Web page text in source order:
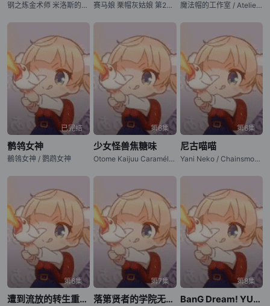
钢之炼金术师 米洛斯的圣星 / Fullmetal Alchemist: The Sacred Star of Milos / Fullmetal Alchemist: The Sacred Star of the Walling Hill / Hagane no Renkinjutsushi: Milos no Seinaru Hoshi 赛马娘 栗帽灰姑娘 第2部分 / 赛马娘 Cinderella Gray 第2部分 / Uma Musume Cinderella Gray Part 2 魔法帽的工作室 / Atelier of Witch Hat / Witch Hat Atelier / Tongari Boushi no Atelier
已完结
鹡鸰女神
鶺鴒女神 / 鹦鹉女神
第6集
少女怪兽焦糖味
Otome Kaijuu Caraméliser / 少女怪兽焦糖恋心
第6集
尼古喵喵
Yani Neko / Chainsmoker Cat
第6集
遭到流放的转生重骑士凭借游戏知识大开无双
第7集
落第贤者的学院无双～第二次转生的S级开外挂魔术师冒险录～
第8集
BanG Dream! YUME∞MITA